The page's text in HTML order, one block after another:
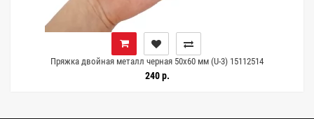
Пряжка двойная металл черная 50х60 мм (U-3) 15112514
240 р.